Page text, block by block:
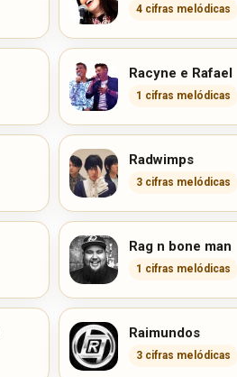
4 cifras melódicas
Racyne e Rafael
1 cifras melódicas
Radwimps
3 cifras melódicas
Rag n bone man
1 cifras melódicas
Raimundos
3 cifras melódicas